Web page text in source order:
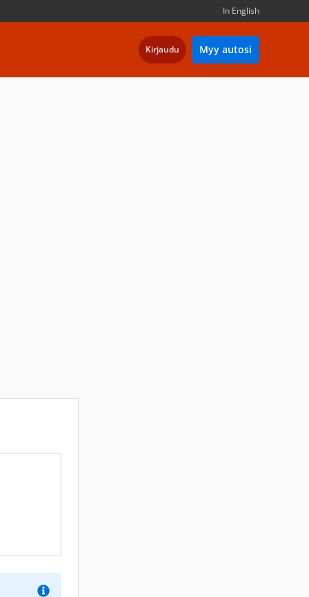
In English
Kirjaudu Myy autosi